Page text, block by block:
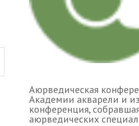
Аюрведическая
Академии акварели и
конференция,
аюрведических